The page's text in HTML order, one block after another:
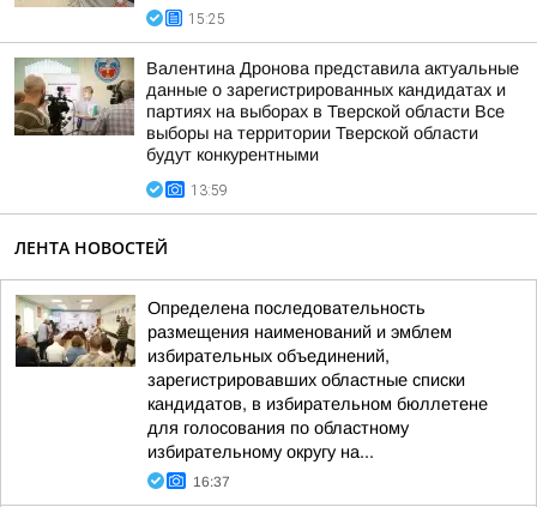
15:25
Валентина Дронова представила актуальные
данные о зарегистрированных кандидатах и
партиях на выборах в Тверской области Все
выборы на территории Тверской области
будут конкурентными
13:59
ЛЕНТА НОВОСТЕЙ
Определена последовательность
размещения наименований и эмблем
избирательных объединений,
зарегистрировавших областные списки
кандидатов, в избирательном бюллетене
для голосования по областному
избирательному округу на...
16:37